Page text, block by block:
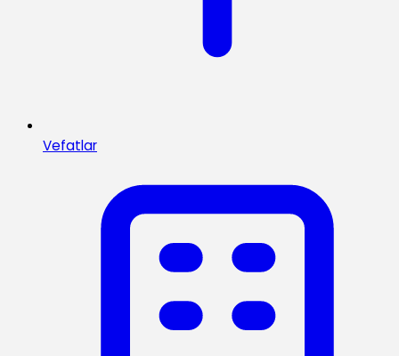
Vefatlar